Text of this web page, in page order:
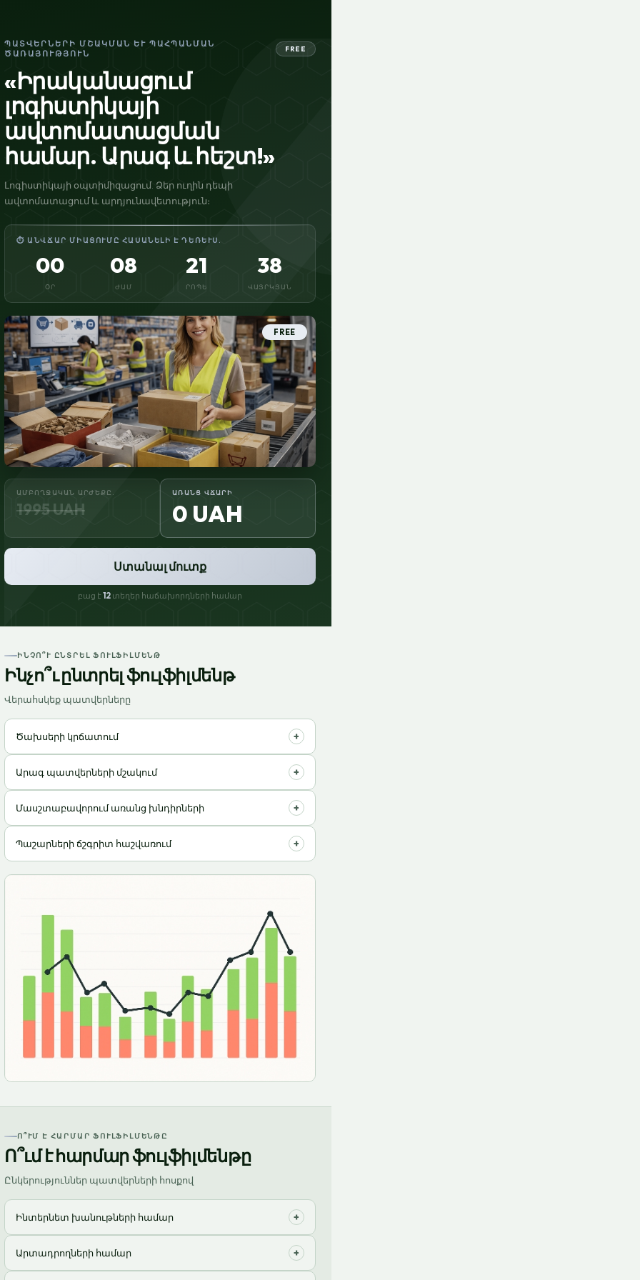
ՊԱՏՎԵՐՆԵՐԻ ՄՇԱԿՄԱՆ ԵՒ ՊԱՀՊԱՆՄԱՆ Ծ
ԱՌԱՅՈՒԹՅՈՒՆ
FREE
«Իրականացում
լոգիստիկայի
ավտոմատացման
համար. Արագ և հեշտ!»
Լոգիստիկայի օպտիմիզացում. Ձեր ուղին դեպի
ավտոմատացում և արդյունավետություն։
⏱ ԱՆՎՃԱՐ ՄԻԱՑՈՒՄԸ ՀԱՍԱՆԵԼԻ Է ԴԵՌԵՒՍ.
00
ՕՐ
08
ԺԱՄ
21
ՐՈՊԵ
37
ՎԱՅՐԿՅԱՆ
FREE
ԱՄԲՈՂՋԱԿԱՆ ԱՐԺԵՔԸ.
1995 UAH
ԱՌԱՆՑ ՎՃԱՐԻ
0 UAH
Ստանալ մուտք
բաց է 12 տեղեր հաճախորդների համար
ԻՆՉՈ՞Ւ ԸՆՏՐԵԼ ՖՈՒԼՖԻԼՄԵՆԹ
Ինչո՞ւ ընտրել ֆուլֆիլմենթ
Վերահսկեք պատվերները
Ծախսերի կրճատում +
պահպանման և առաքման համար.
Արագ պատվերների մշակում +
մշակվում են ակնթարթորեն.
Մասշտաբավորում առանց խնդիրների +
ենթակառուցվածքի մասին.
Պաշարների ճշգրիտ հաշվառում +
Ո՞ՒՄ Է ՀԱՐՄԱՐ ՖՈՒԼՖԻԼՄԵՆԹԸ
Ո՞ւմ է հարմար ֆուլֆիլմենթը
Ընկերություններ պատվերների հոսքով
Ինտերնետ խանութների համար +
գործընթացից, կենտրոնացեք զարգացման վրա!
Արտադրողների համար +